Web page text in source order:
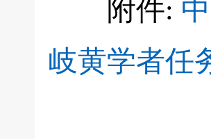
附件:
岐黄学者任